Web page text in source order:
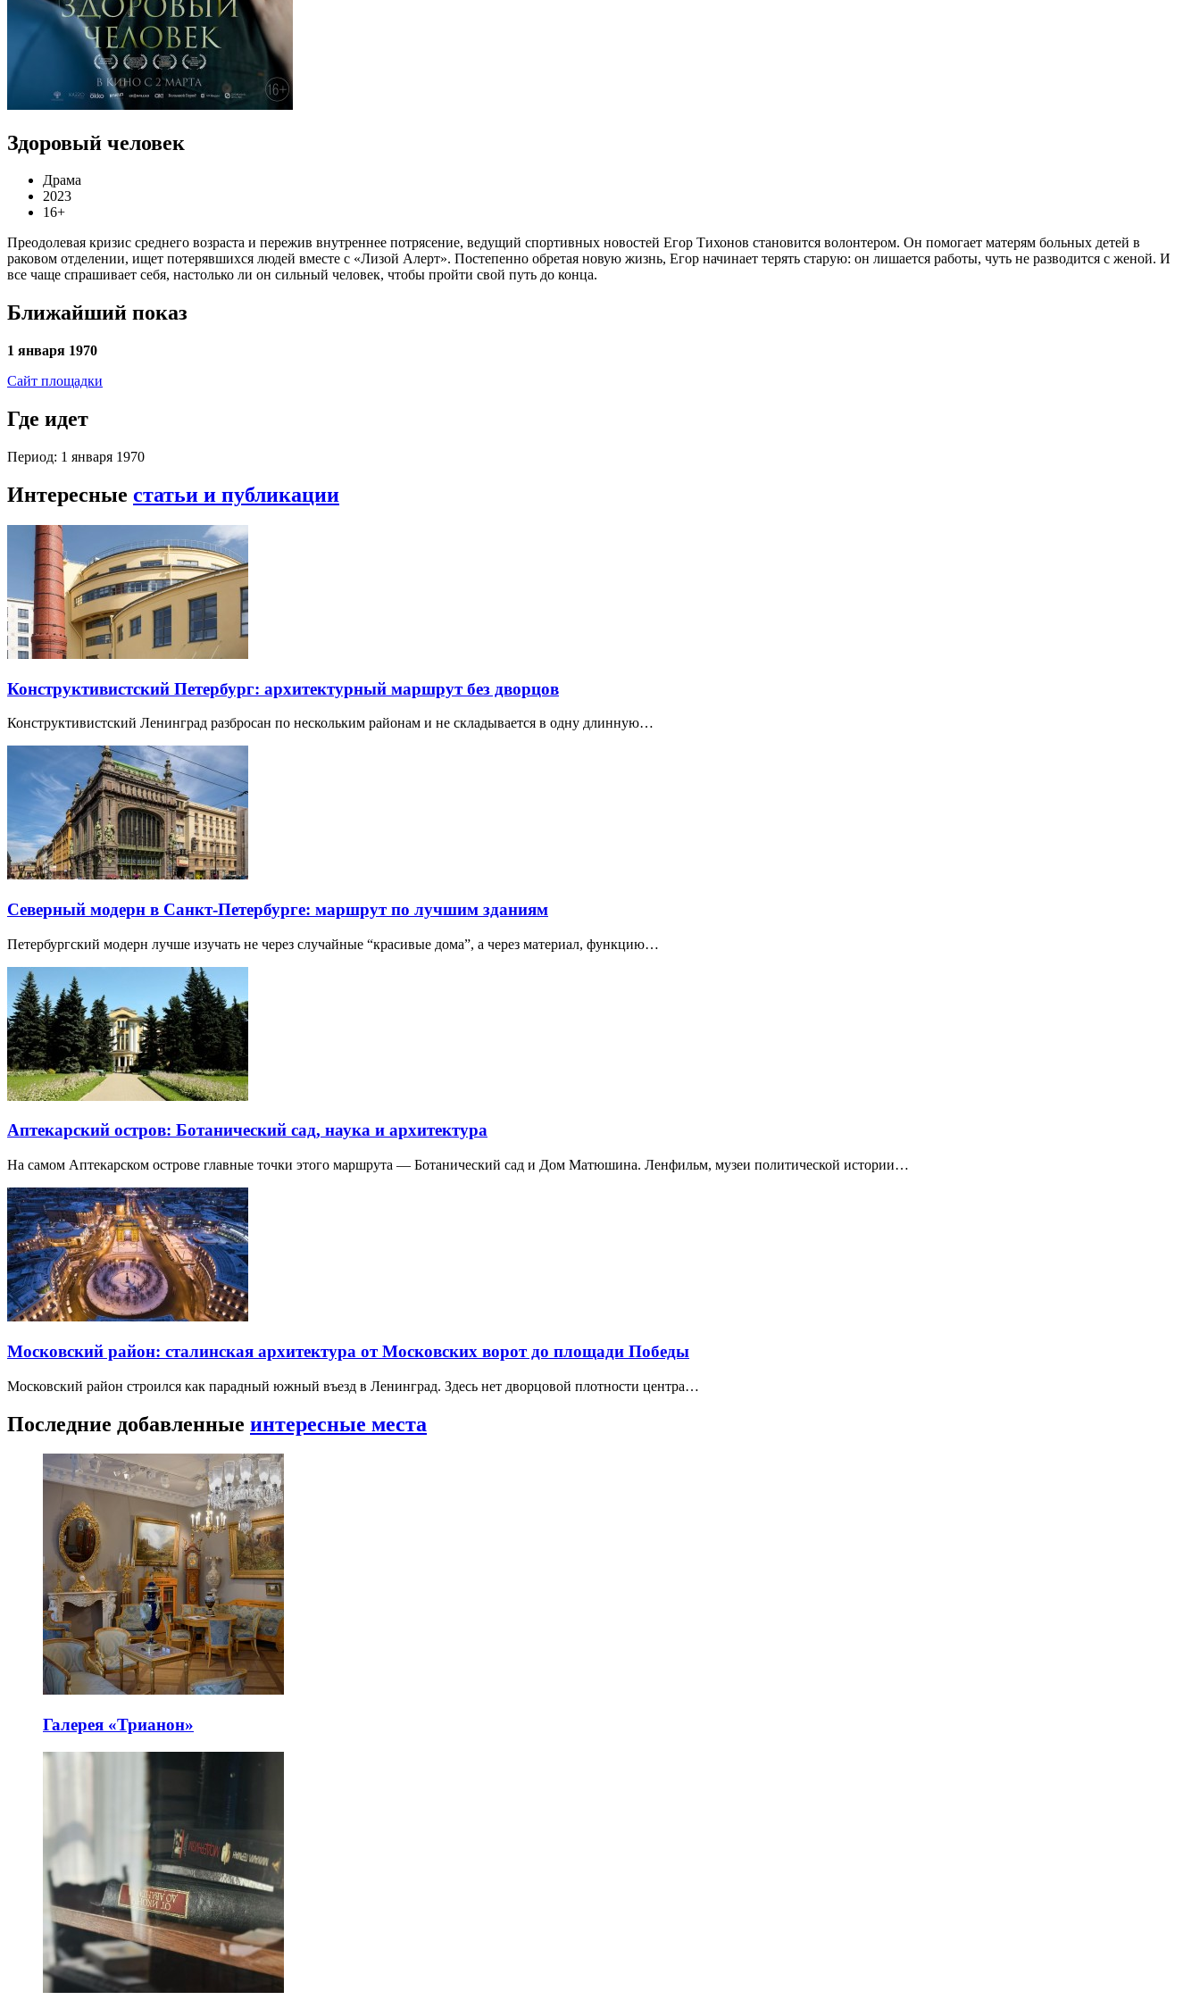
Здоровый человек
Драма
2023
16+
Преодолевая кризис среднего возраста и пережив внутреннее потрясение, ведущий спортивных новостей Егор Тихонов становится волонтером. Он помогает матерям больных детей в
раковом отделении, ищет потерявшихся людей вместе с «Лизой Алерт». Постепенно обретая новую жизнь, Егор начинает терять старую: он лишается работы, чуть не разводится с женой. И
все чаще спрашивает себя, настолько ли он сильный человек, чтобы пройти свой путь до конца.
Ближайший показ
1 января 1970
Сайт площадки
Где идет
Период: 1 января 1970
Интересные статьи и публикации
Конструктивистский Петербург: архитектурный маршрут без дворцов
Конструктивистский Ленинград разбросан по нескольким районам и не складывается в одну длинную…
Северный модерн в Санкт-Петербурге: маршрут по лучшим зданиям
Петербургский модерн лучше изучать не через случайные “красивые дома”, а через материал, функцию…
Аптекарский остров: Ботанический сад, наука и архитектура
На самом Аптекарском острове главные точки этого маршрута — Ботанический сад и Дом Матюшина. Ленфильм, музеи политической истории…
Московский район: сталинская архитектура от Московских ворот до площади Победы
Московский район строился как парадный южный въезд в Ленинград. Здесь нет дворцовой плотности центра…
Последние добавленные интересные места
Галерея «Трианон»